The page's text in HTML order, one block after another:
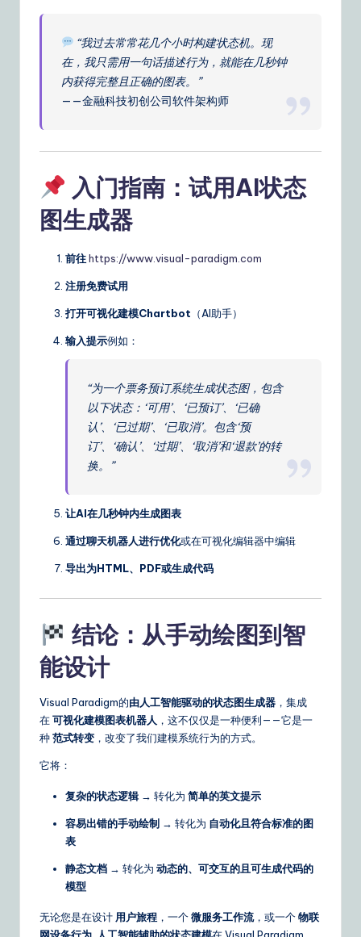
“我过去常常花几个小时构建状态机。现
在，我只需用一句话描述行为，就能在几秒钟
内获得完整且正确的图表。”
——金融科技初创公司软件架构师
入门指南：试用AI状态
图生成器
前往https://www.visual-paradigm.com
注册免费试用
打开可视化建模Chartbot （AI助手）
输入提示例如：
“为一个票务预订系统生成状态图，包含
以下状态：‘可用’、‘已预订’、‘已确
认’、‘已过期’、‘已取消’。包含‘预
订’、‘确认’、‘过期’、‘取消’和‘退款’的转
换。”
让AI在几秒钟内生成图表
通过聊天机器人进行优化或在可视化编辑器中编辑
导出为HTML、PDF或生成代码
结论：从手动绘图到智
能设计
Visual Paradigm的由人工智能驱动的状态图生成器 ，集成
在可视化建模图表机器人 ，这不仅仅是一种便利——它是一
种范式转变 ，改变了我们建模系统行为的方式。
它将：
复杂的状态逻辑 → 转化为 简单的英文提示
容易出错的手动绘制 → 转化为 自动化且符合标准的图
表
静态文档 → 转化为 动态的、可交互的且可生成代码的
模型
无论您是在设计 用户旅程 ，一个微服务工作流，或一个物联